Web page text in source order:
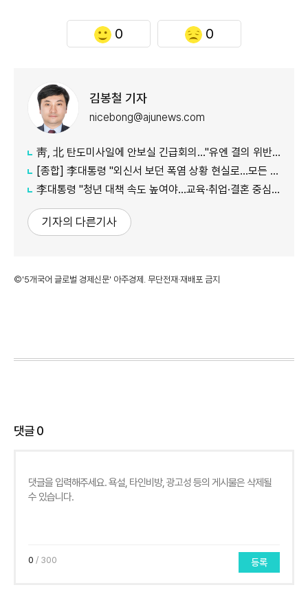
0 0
김봉철 기자
nicebong@ajunews.com
靑, 北 탄도미사일에 안보실 긴급회의…"유엔 결의 위반, 즉각 중단 촉구"
[종합] 李대통령 "외신서 보던 폭염 상황 현실로…모든 행정력 총동원하라"
李대통령 "청년 대책 속도 높여야…교육·취업·결혼 중심 정책 재편"
기자의 다른기사
©'5개국어 글로벌 경제신문' 아주경제. 무단전재·재배포 금지
댓글0
0 / 300 등록